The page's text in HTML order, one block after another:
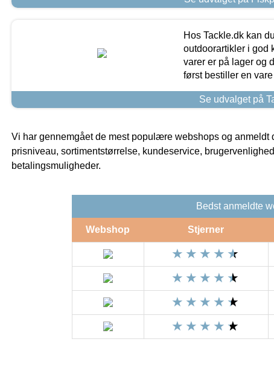
Hos Tackle.dk kan
outdoorartikler i god
varer er på lager og
først bestiller en
Se udvalget på
Vi har gennemgået de mest populære webshops og anmeldt
prisniveau, sortimentstørrelse, kundeservice,
betalingsmuligheder.
Bedst anmeldte
Webshop Stjerner